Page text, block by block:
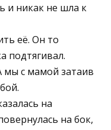
и никак не шла к
её. Он то
подтягивал.
мы с мамой затаив
на
на бок,